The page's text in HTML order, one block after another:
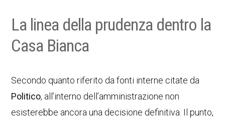
La linea della prudenza dentro la
Casa Bianca
Secondo quanto riferito da fonti interne citate da
Politico, all’interno dell’amministrazione non
esisterebbe ancora una decisione definitiva. Il punto,